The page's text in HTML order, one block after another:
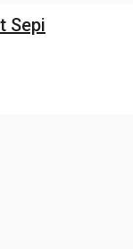
Sepi